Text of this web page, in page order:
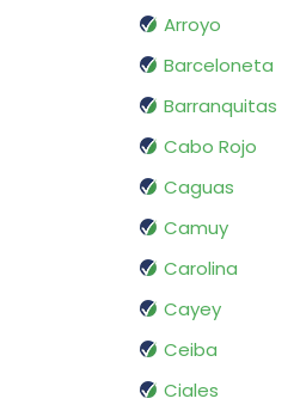
Arroyo
Barceloneta
Barranquitas
Cabo Rojo
Caguas
Camuy
Carolina
Cayey
Ceiba
Ciales